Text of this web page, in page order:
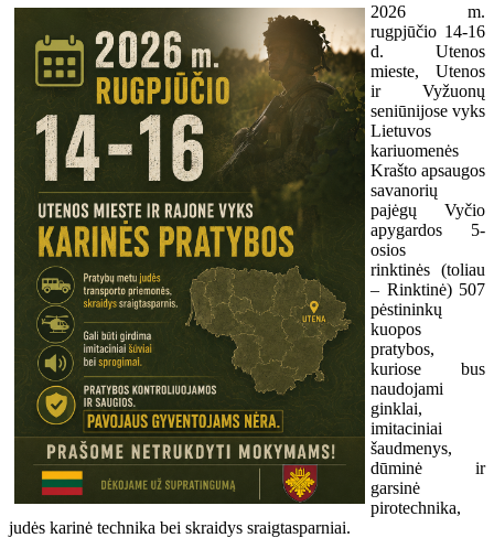
2026 m.
rugpjūčio 14-16
d. Utenos
mieste, Utenos
ir Vyžuonų
seniūnijose vyks
Lietuvos
kariuomenės
Krašto apsaugos
savanorių
pajėgų Vyčio
apygardos 5-
osios
rinktinės (toliau
– Rinktinė) 507
pėstininkų
kuopos
pratybos,
kuriose bus
naudojami
ginklai,
imitaciniai
šaudmenys,
dūminė ir
garsinė
pirotechnika,
judės karinė technika bei skraidys sraigtasparniai.